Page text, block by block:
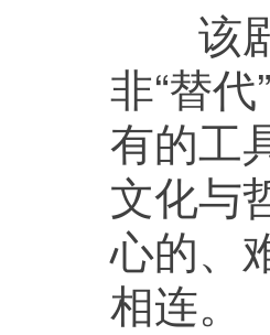
该剧
非“替
有的工
文化与
心的、
相连。